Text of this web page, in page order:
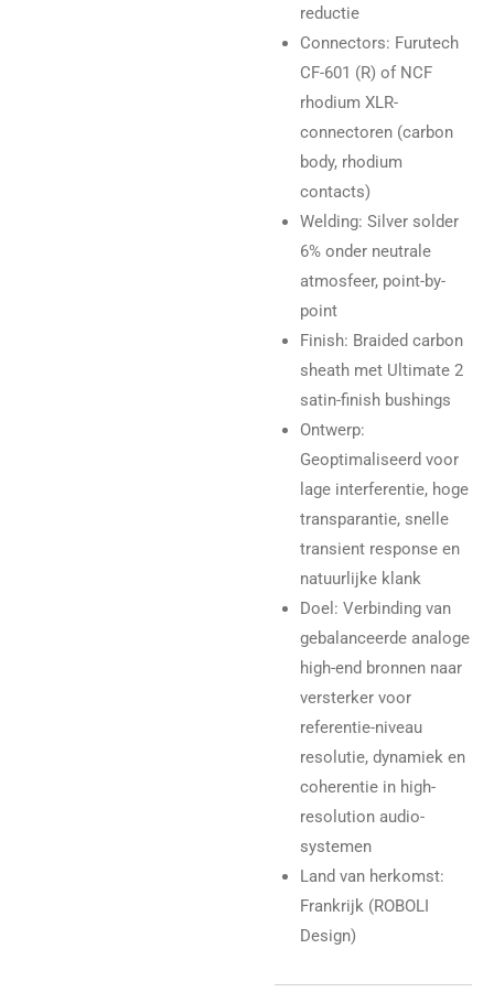
reductie
Connectors: Furutech
CF-601 (R) of NCF
rhodium XLR-
connectoren (carbon
body, rhodium
contacts)
Welding: Silver solder
6% onder neutrale
atmosfeer, point-by-
point
Finish: Braided carbon
sheath met Ultimate 2
satin-finish bushings
Ontwerp:
Geoptimaliseerd voor
lage interferentie, hoge
transparantie, snelle
transient response en
natuurlijke klank
Doel: Verbinding van
gebalanceerde analoge
high-end bronnen naar
versterker voor
referentie-niveau
resolutie, dynamiek en
coherentie in high-
resolution audio-
systemen
Land van herkomst:
Frankrijk (ROBOLI
Design)